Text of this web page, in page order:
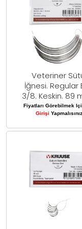
Veteriner
İğnesi. Regular
3/8. Keskin. 89
1.1 mm. 10/pk
Fiyatları Görebilmek
Girişi Yapmalısınız.